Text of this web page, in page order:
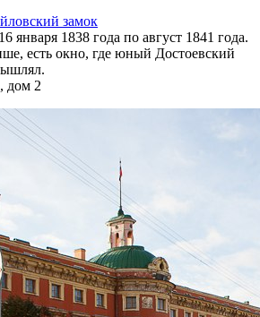
замок
января 1838 года по август 1841 года.
есть окно, где юный Достоевский
дом 2